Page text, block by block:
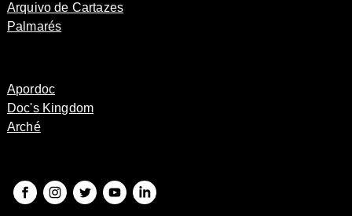
Arquivo de Cartazes
Palmarés
Apordoc
Doc's Kingdom
Arché